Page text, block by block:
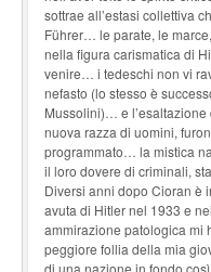
sottrae all’estasi collettiva
Führer… le parate, le
nella figura carismatica di
venire… i tedeschi non vi
nefasto (lo stesso è
Mussolini)… e l’esaltazione
nuova razza di uomini,
programmato… la mistica
il loro dovere di criminali,
Diversi anni dopo Cioran è
avuta di Hitler nel 1933 e nei
ammirazione patologica mi
peggiore follia della mia